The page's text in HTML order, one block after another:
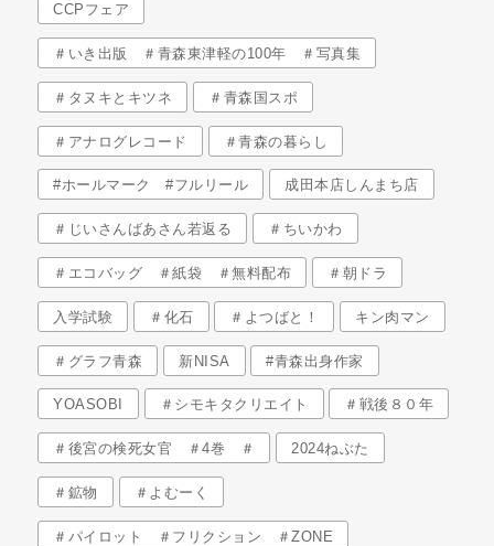
CCPフェア
＃いき出版 ＃青森東津軽の100年 ＃写真集
＃タヌキとキツネ ＃青森国スポ
＃アナログレコード ＃青森の暮らし
#ホールマーク #フルリール 成田本店しんまち店
＃じいさんばあさん若返る ＃ちいかわ
＃エコバッグ ＃紙袋 ＃無料配布 ＃朝ドラ
入学試験 ＃化石 ＃よつばと！ キン肉マン
＃グラフ青森 新NISA #青森出身作家
YOASOBI ＃シモキタクリエイト ＃戦後８０年
＃後宮の検死女官 ＃4巻 ＃ 2024ねぶた
＃鉱物 ＃よむーく
＃パイロット ＃フリクション ＃ZONE